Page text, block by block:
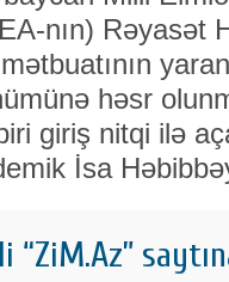
nın) Rəyasət
həsr
giriş nitqi ilə
İsa
“ZiM.Az”